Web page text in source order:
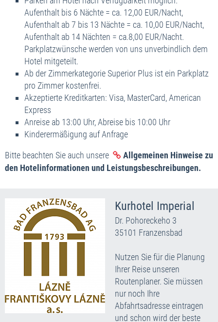
Aufenthalt bis 6 Nächte = ca. 12,00 EUR/Nacht,
Aufenthalt ab 7 bis 13 Nächte = ca. 10,00 EUR/Nacht,
Aufenthalt ab 14 Nächten = ca.8,00 EUR/Nacht.
Parkplatzwünsche werden von uns unverbindlich dem
Hotel mitgeteilt.
Ab der Zimmerkategorie Superior Plus ist ein Parkplatz
pro Zimmer kostenfrei.
Akzeptierte Kreditkarten: Visa, MasterCard, American
Express
Anreise ab 13:00 Uhr, Abreise bis 10:00 Uhr
Kinderermäßigung auf Anfrage
Bitte beachten Sie auch unsere
Allgemeinen Hinweise zu
den Hotelinformationen und Leistungsbeschreibungen.
Kurhotel Imperial
Dr. Pohoreckeho 3
35101 Franzensbad
Nutzen Sie für die Planung
Ihrer Reise unseren
Routenplaner. Sie müssen
nur noch Ihre
Abfahrtsadresse eintragen
und schon wird der beste